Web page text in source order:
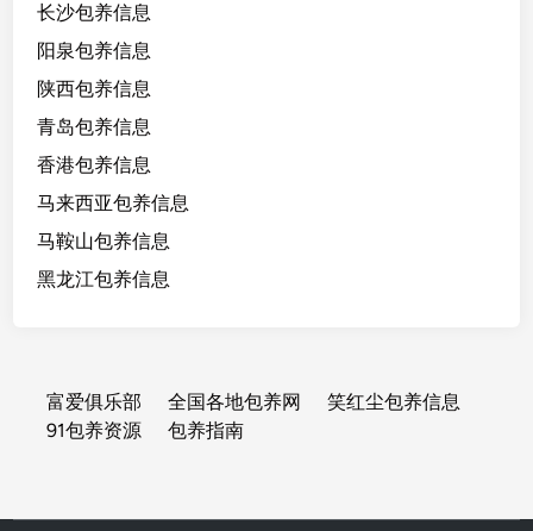
长沙包养信息
阳泉包养信息
陕西包养信息
青岛包养信息
香港包养信息
马来西亚包养信息
马鞍山包养信息
黑龙江包养信息
富爱俱乐部 全国各地包养网
笑红尘包养信息
91包养资源
包养指南